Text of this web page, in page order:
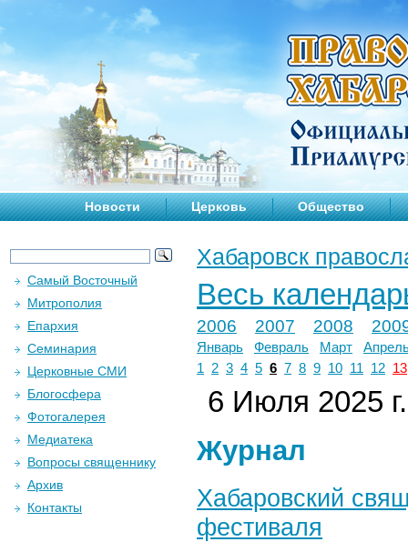
Новости Церковь Общество
Хабаровск
Весь
2006 2007 2008
Январь Февраль Март
1
2 3 4 5 6 7 8 9 10 11 12 13
6 Июля 2025 г.
Журнал
Хабаровский
фестиваля
Самый Восточный
Митрополия
Епархия
Семинария
Церковные СМИ
Блогосфера
Фотогалерея
Медиатека
Вопросы священнику
Архив
Контакты